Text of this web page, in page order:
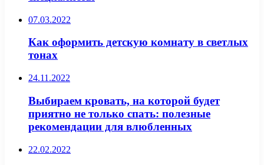
07.03.2022
Как оформить детскую комнату в светлых
тонах
24.11.2022
Выбираем кровать, на которой будет
приятно не только спать: полезные
рекомендации для влюбленных
22.02.2022